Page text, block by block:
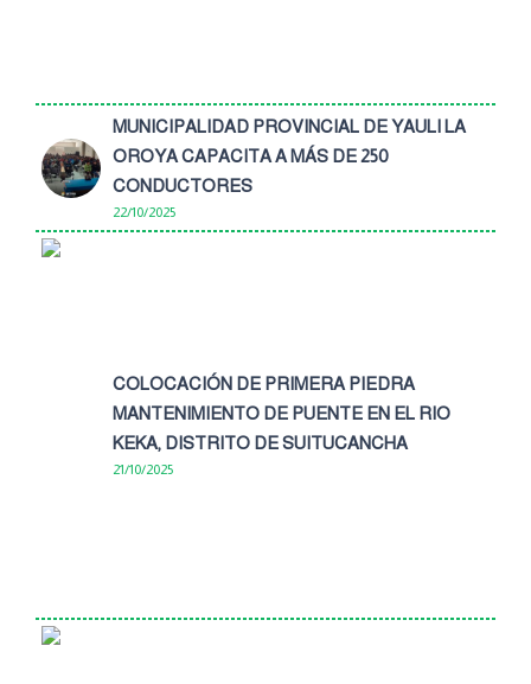
MUNICIPALIDAD PROVINCIAL DE YAULI LA
OROYA CAPACITA A MÁS DE 250
CONDUCTORES
22/10/2025
COLOCACIÓN DE PRIMERA PIEDRA
MANTENIMIENTO DE PUENTE EN EL RIO
KEKA, DISTRITO DE SUITUCANCHA
21/10/2025